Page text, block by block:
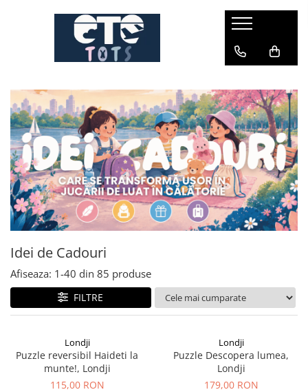
CĂRUCIOARE & SCAUNE AUTO
cărucioare NUNA
cărucioare U-GROW
scaune auto pentru avion
accesorii cărucioare
accesorii scaun auto
accesorii scaun avion
Idei de Cadouri
Afiseaza: 1-40 din 85 produse
FILTRE
Londji
Puzzle reversibil Haideti la
munte!, Londji
115,00 RON
Londji
Puzzle Descopera lumea,
Londji
179,00 RON